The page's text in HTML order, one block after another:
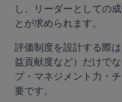
し、リーダーとしての
とが求められます。
評価制度を設計する際
益貢献度など）だけで
プ・マネジメント力・
要です。